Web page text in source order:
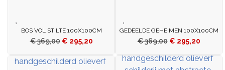
BOS VOL STILTE 100X100CM
€369,00 € 295,20
GEDEELDE GEHEIMEN 100X100CM
€369,00 € 295,20